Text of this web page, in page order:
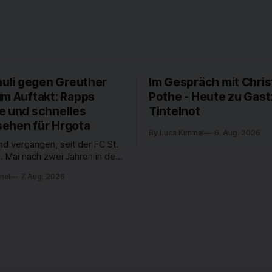
gegen Greuther
Auftakt: Rapps
und schnelles
für Hrgota
vergangen, seit der FC St.
Mai nach zwei Jahren in der
ist. In dieser Zeit erlebte
7. Aug. 2026
Im Gespräch mit
Pothe - Heute zu
Tintelnot
By Luca Kimmel 6. Aug. 2026